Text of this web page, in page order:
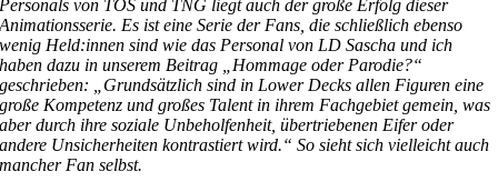
Personals von TOS und TNG liegt auch der große Erfolg dieser
Animationsserie. Es ist eine Serie der Fans, die schließlich ebenso
wenig Held:innen sind wie das Personal von LD Sascha und ich
haben dazu in unserem Beitrag „Hommage oder Parodie?“
geschrieben: „Grundsätzlich sind in Lower Decks allen Figuren eine
große Kompetenz und großes Talent in ihrem Fachgebiet gemein, was
aber durch ihre soziale Unbeholfenheit, übertriebenen Eifer oder
andere Unsicherheiten kontrastiert wird.“ So sieht sich vielleicht auch
mancher Fan selbst.